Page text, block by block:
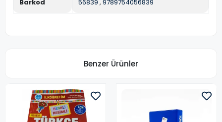
Barkod 56839 , 9789754056839
Benzer Ürünler